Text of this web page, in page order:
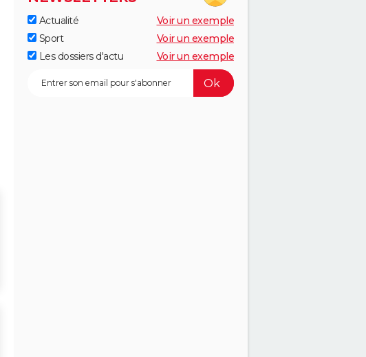
Actualité
Voir un exemple
Sport
Voir un exemple
Les dossiers d'actu
Voir un exemple